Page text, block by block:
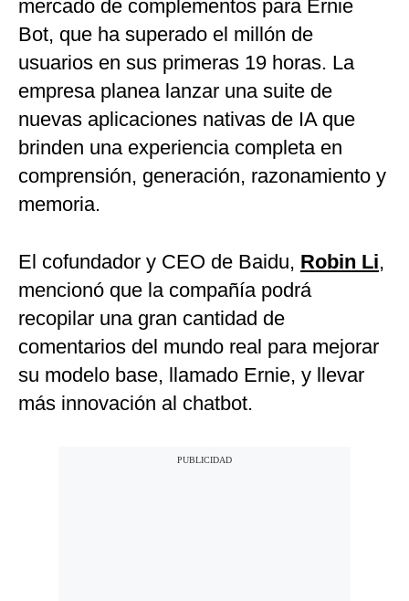
mercado de complementos para Ernie
Bot, que ha superado el millón de
usuarios en sus primeras 19 horas. La
empresa planea lanzar una suite de
nuevas aplicaciones nativas de IA que
brinden una experiencia completa en
comprensión, generación, razonamiento y
memoria.
El cofundador y CEO de Baidu, Robin Li,
mencionó que la compañía podrá
recopilar una gran cantidad de
comentarios del mundo real para mejorar
su modelo base, llamado Ernie, y llevar
más innovación al chatbot.